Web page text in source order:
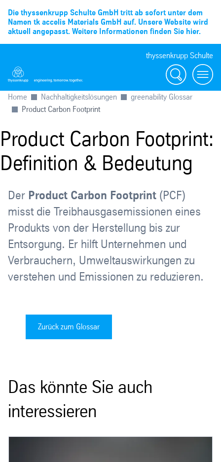
Die thyssenkrupp Schulte GmbH tritt ab sofort unter dem
Namen tk accelis Materials GmbH auf. Unsere Website wird
aktuell angepasst. Weitere Informationen finden Sie hier.
thyssenkrupp Schulte
Suche
Menü
Home Nachhaltigkeitslösungen
greenability Glossar
Product Carbon Footprint
Product Carbon Footprint:
Definition & Bedeutung
Der Product Carbon Footprint (PCF)
misst die Treibhausgasemissionen eines
Produkts von der Herstellung bis zur
Entsorgung. Er hilft Unternehmen und
Verbrauchern, Umweltauswirkungen zu
verstehen und Emissionen zu reduzieren.
Zurück zum Glossar
Das könnte Sie auch
interessieren